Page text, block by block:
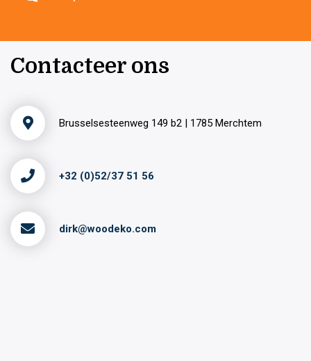
Contacteer ons
Brusselsesteenweg 149 b2 | 1785 Merchtem
+32 (0)52/37 51 56
dirk@woodeko.com